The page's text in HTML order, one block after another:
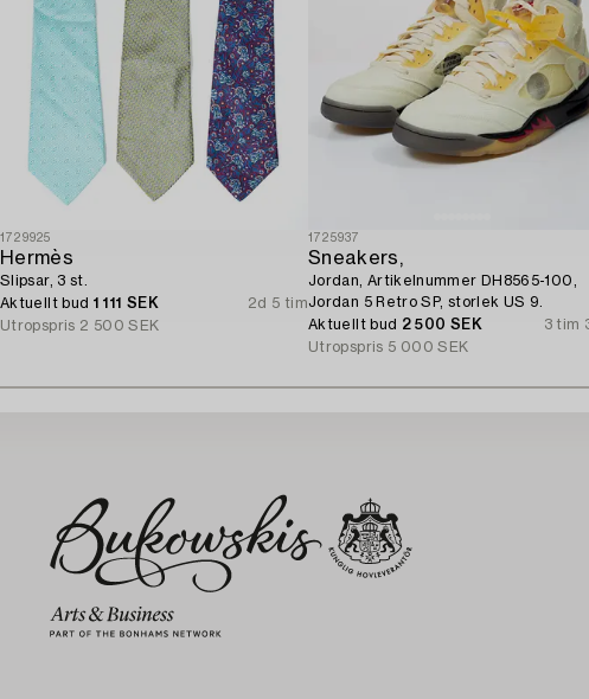
1729925
Hermès
Slipsar, 3 st.
Aktuellt bud 1 111 SEK
2d 5 tim
Utropspris 2 500 SEK
1725937
Sneakers,
Jordan, Artikelnummer DH8565-100,
Jordan 5 Retro SP, storlek US 9.
Aktuellt bud 2 500 SEK
3 tim
Utropspris 5 000 SEK